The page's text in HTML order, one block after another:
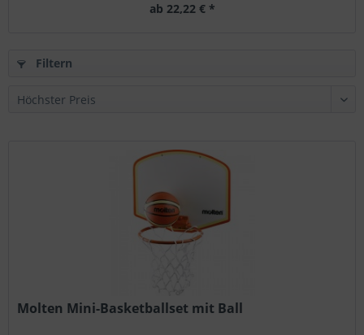
ab 22,22 € *
Filtern
Molten Mini-Basketballset mit Ball